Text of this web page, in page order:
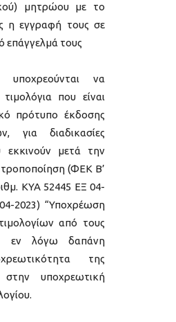
μητρώου με το
η εγγραφή τους σε
επάγγελμά τους
υποχρεούνται να
που είναι
πρότυπο έκδοσης
για διαδικασίες
μετά την
(ΦΕΚ B’
ΚΥΑ 52445 ΕΞ 04-
2023) “Υποχρέωση
από τους
Η εν λόγω δαπάνη
της
υποχρεωτική